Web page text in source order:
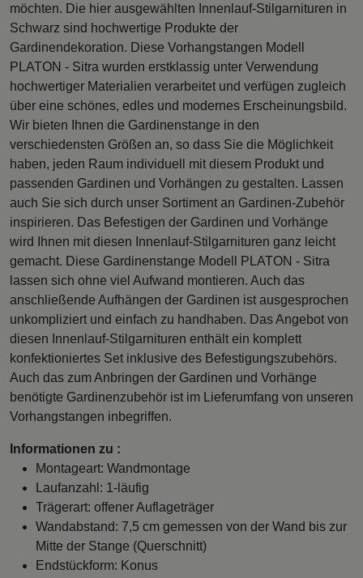
möchten. Die hier ausgewählten Innenlauf-Stilgarnituren in
Schwarz sind hochwertige Produkte der
Gardinendekoration. Diese Vorhangstangen Modell
PLATON - Sitra wurden erstklassig unter Verwendung
hochwertiger Materialien verarbeitet und verfügen zugleich
über eine schönes, edles und modernes Erscheinungsbild.
Wir bieten Ihnen die Gardinenstange in den
verschiedensten Größen an, so dass Sie die Möglichkeit
haben, jeden Raum individuell mit diesem Produkt und
passenden Gardinen und Vorhängen zu gestalten. Lassen
auch Sie sich durch unser Sortiment an Gardinen-Zubehör
inspirieren. Das Befestigen der Gardinen und Vorhänge
wird Ihnen mit diesen Innenlauf-Stilgarnituren ganz leicht
gemacht. Diese Gardinenstange Modell PLATON - Sitra
lassen sich ohne viel Aufwand montieren. Auch das
anschließende Aufhängen der Gardinen ist ausgesprochen
unkompliziert und einfach zu handhaben. Das Angebot von
diesen Innenlauf-Stilgarnituren enthält ein komplett
konfektioniertes Set inklusive des Befestigungszubehörs.
Auch das zum Anbringen der Gardinen und Vorhänge
benötigte Gardinenzubehör ist im Lieferumfang von unseren
Vorhangstangen inbegriffen.
Informationen zu :
Montageart: Wandmontage
Laufanzahl: 1-läufig
Trägerart: offener Auflageträger
Wandabstand: 7,5 cm gemessen von der Wand bis zur
Mitte der Stange (Querschnitt)
Endstückform: Konus